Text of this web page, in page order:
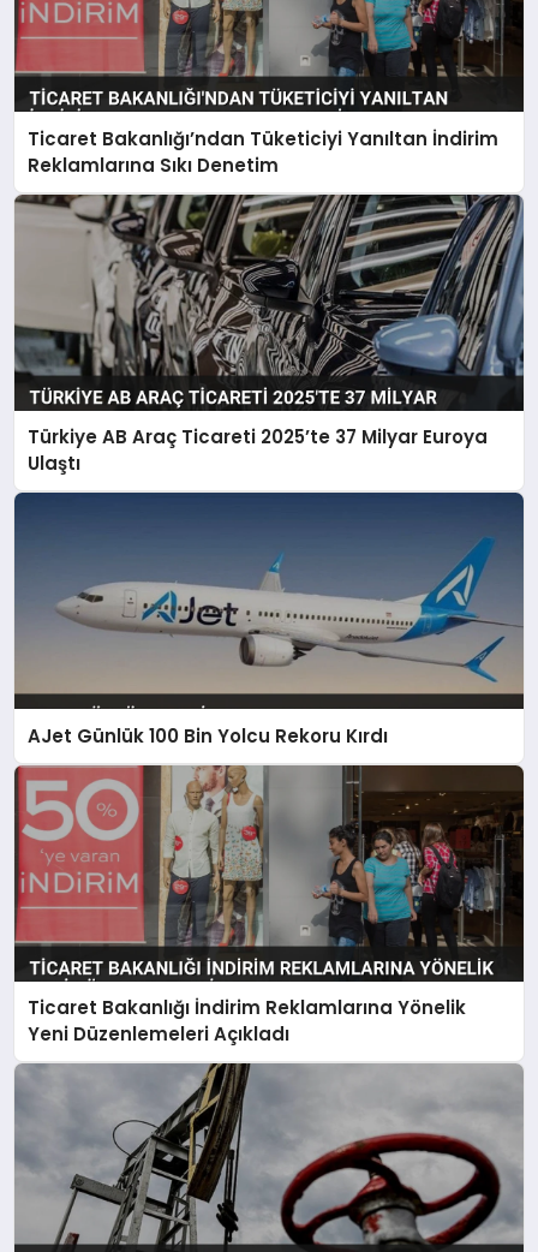
Ticaret Bakanlığı’ndan Tüketiciyi Yanıltan İndirim
Reklamlarına Sıkı Denetim
Türkiye AB Araç Ticareti 2025’te 37 Milyar Euroya
Ulaştı
AJet Günlük 100 Bin Yolcu Rekoru Kırdı
Ticaret Bakanlığı İndirim Reklamlarına Yönelik
Yeni Düzenlemeleri Açıkladı